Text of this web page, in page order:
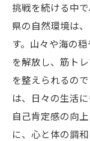
挑戦を続ける中
県の自然環境は
す。山々や海の
を解放し、筋ト
を整えられるの
は、日々の生活
自己肯定感の向
に、心と体の調